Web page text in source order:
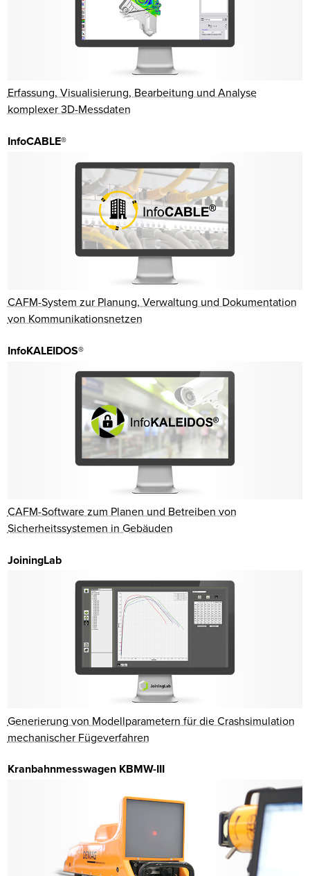
Erfassung, Visualisierung, Bearbeitung und Analyse
komplexer 3D-Messdaten
InfoCABLE®
CAFM-System zur Planung, Verwaltung und Dokumentation
von Kommunikationsnetzen
InfoKALEIDOS®
CAFM-Software zum Planen und Betreiben von
Sicherheitssystemen in Gebäuden
JoiningLab
Generierung von Modellparametern für die Crashsimulation
mechanischer Fügeverfahren
Kranbahnmesswagen KBMW-III